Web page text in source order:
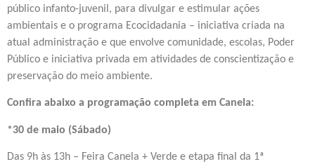
público infanto-juvenil, para divulgar e estimular ações
ambientais e o programa Ecocidadania – iniciativa criada na
atual administração e que envolve comunidade, escolas, Poder
Público e iniciativa privada em atividades de conscientização e
preservação do meio ambiente.
Confira abaixo a programação completa em Canela:
*30 de maio (Sábado)
Das 9h às 13h – Feira Canela + Verde e etapa final da 1ª